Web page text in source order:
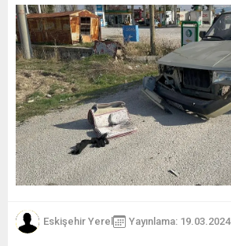
Eskişehir Yerel Yayınlama: 19.03.2024